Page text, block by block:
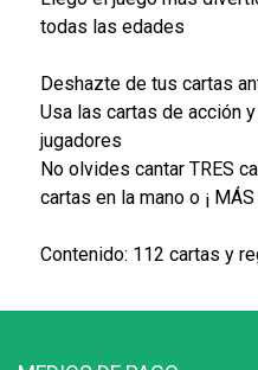
todas las edades
Deshazte de tus cartas
Usa las cartas de acción
jugadores
No olvides cantar TRES
cartas en la mano o ¡ MÁS
Contenido: 112 cartas y